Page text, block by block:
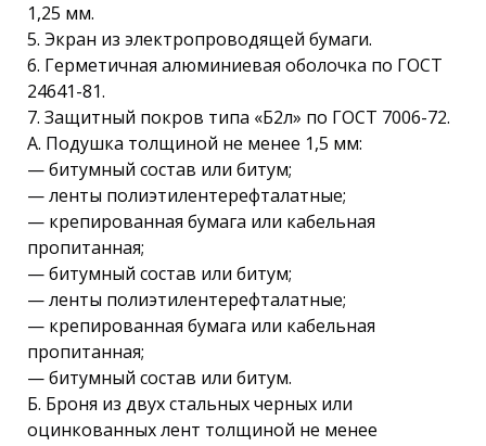
1,25 мм.
5. Экран из электропроводящей бумаги.
6. Герметичная алюминиевая оболочка по ГОСТ
24641-81.
7. Защитный покров типа «Б2л» по ГОСТ 7006-72.
А. Подушка толщиной не менее 1,5 мм:
— битумный состав или битум;
— ленты полиэтилентерефталатные;
— крепированная бумага или кабельная
пропитанная;
— битумный состав или битум;
— ленты полиэтилентерефталатные;
— крепированная бумага или кабельная
пропитанная;
— битумный состав или битум.
Б. Броня из двух стальных черных или
оцинкованных лент толщиной не менее